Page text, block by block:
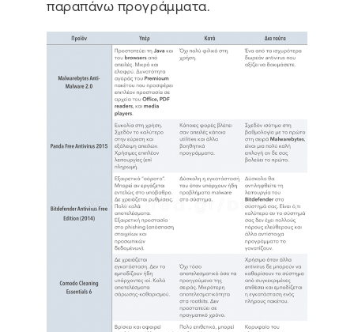
παραπάνω προγράμματα.